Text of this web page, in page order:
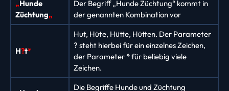
„Hunde
Züchtung„
Der Begriff „Hunde Züchtung“ kommt in
der genannten Kombination vor
H?t*
Hut, Hüte, Hütte, Hütten. Der Parameter
? steht hierbei für ein einzelnes Zeichen,
der Parameter * für beliebig viele
Zeichen.
Die Begriffe Hunde und Züchtung